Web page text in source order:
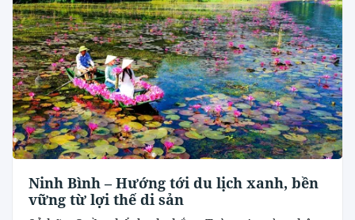
Ninh Bình – Hướng tới du lịch xanh, bền
vững từ lợi thế di sản